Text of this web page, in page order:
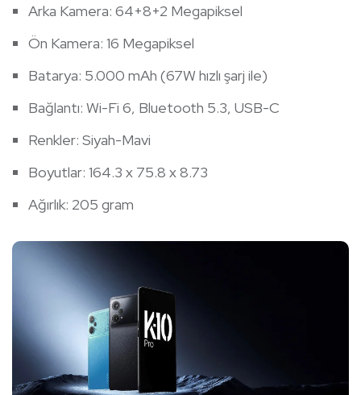
Arka Kamera: 64+8+2 Megapiksel
Ön Kamera: 16 Megapiksel
Batarya: 5.000 mAh (67W hızlı şarj ile)
Bağlantı: Wi-Fi 6, Bluetooth 5.3, USB-C
Renkler: Siyah-Mavi
Boyutlar: 164.3 x 75.8 x 8.73
Ağırlık: 205 gram